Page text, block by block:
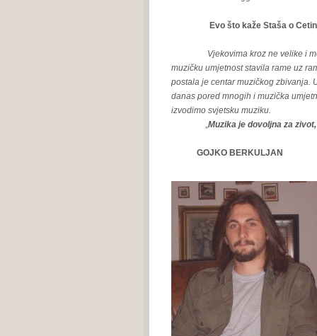
Evo što kaže Staša o
Vjekovima kroz ne velike i
muzičku umjetnost stavila rame uz
postala je centar muzičkog zbivanja.
danas pored mnogih i muzička
izvodimo svjetsku muziku.
„Muzika je dovoljna za
GOJKO BERKULJAN